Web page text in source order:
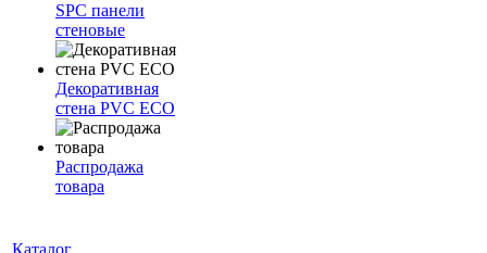
SPC панели
стеновые
Декоративная
стена PVC ECO
Распродажа
товара
Каталог